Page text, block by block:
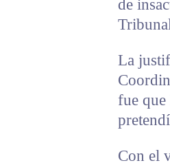
de
La
fue que
Con el